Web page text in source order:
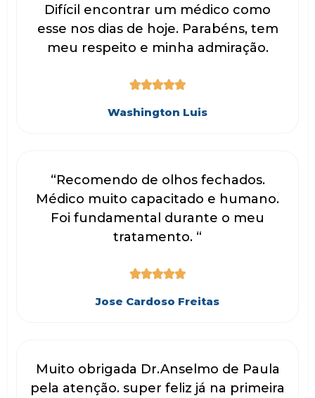
Difícil encontrar um médico como
esse nos dias de hoje. Parabéns, tem
meu respeito e minha admiração.

Washington Luis
“Recomendo de olhos fechados.
Médico muito capacitado e humano.
Foi fundamental durante o meu
tratamento. “

Jose Cardoso Freitas
Muito obrigada Dr.Anselmo de Paula
pela atenção. super feliz já na primeira